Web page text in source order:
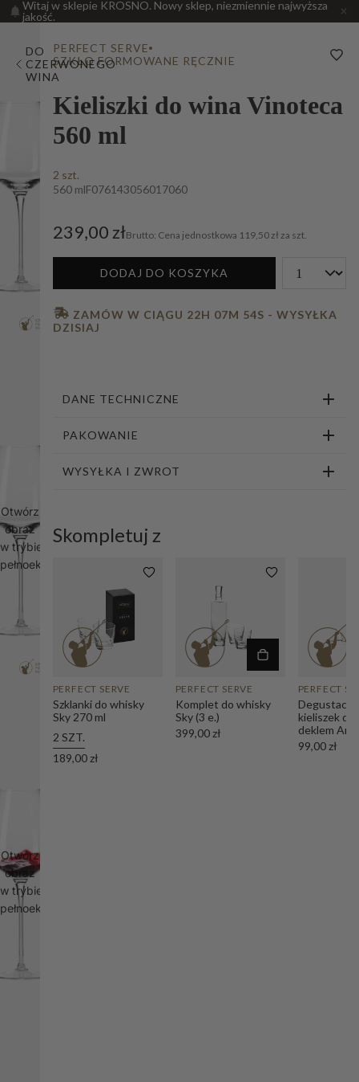
Witaj w sklepie KROSNO. Nowy sklep, niezmiennie najwyższa
jakość.
DO
CZERWONEGO
WINA
Otwórz
obraz
w trybie
pełnoekranowym
Otwórz
obraz
w trybie
pełnoekranowym
PERFECT SERVE
SZKŁO FORMOWANE RĘCZNIE
Kieliszki do wina Vinoteca
560 ml
2 szt.
560 mlF076143056017060
239,00 zł Cena jednostkowa 119,50 zł za szt.
DODAJ DO KOSZYKA
DANE TECHNICZNE
PAKOWANIE
WYSYŁKA I ZWROT
Skompletuj z
PERFECT SERVE
Szklanki do whisky
Sky 270 ml
2 SZT.
189,00 zł
PERFECT SERVE
Komplet do whisky
Sky (3 e.)
399,00 zł
PERFECT
kieliszek do
deklem
99,00 zł
ZAMÓW W CIĄGU 22H 07M 53S - WYSYŁKA
DZISIAJ